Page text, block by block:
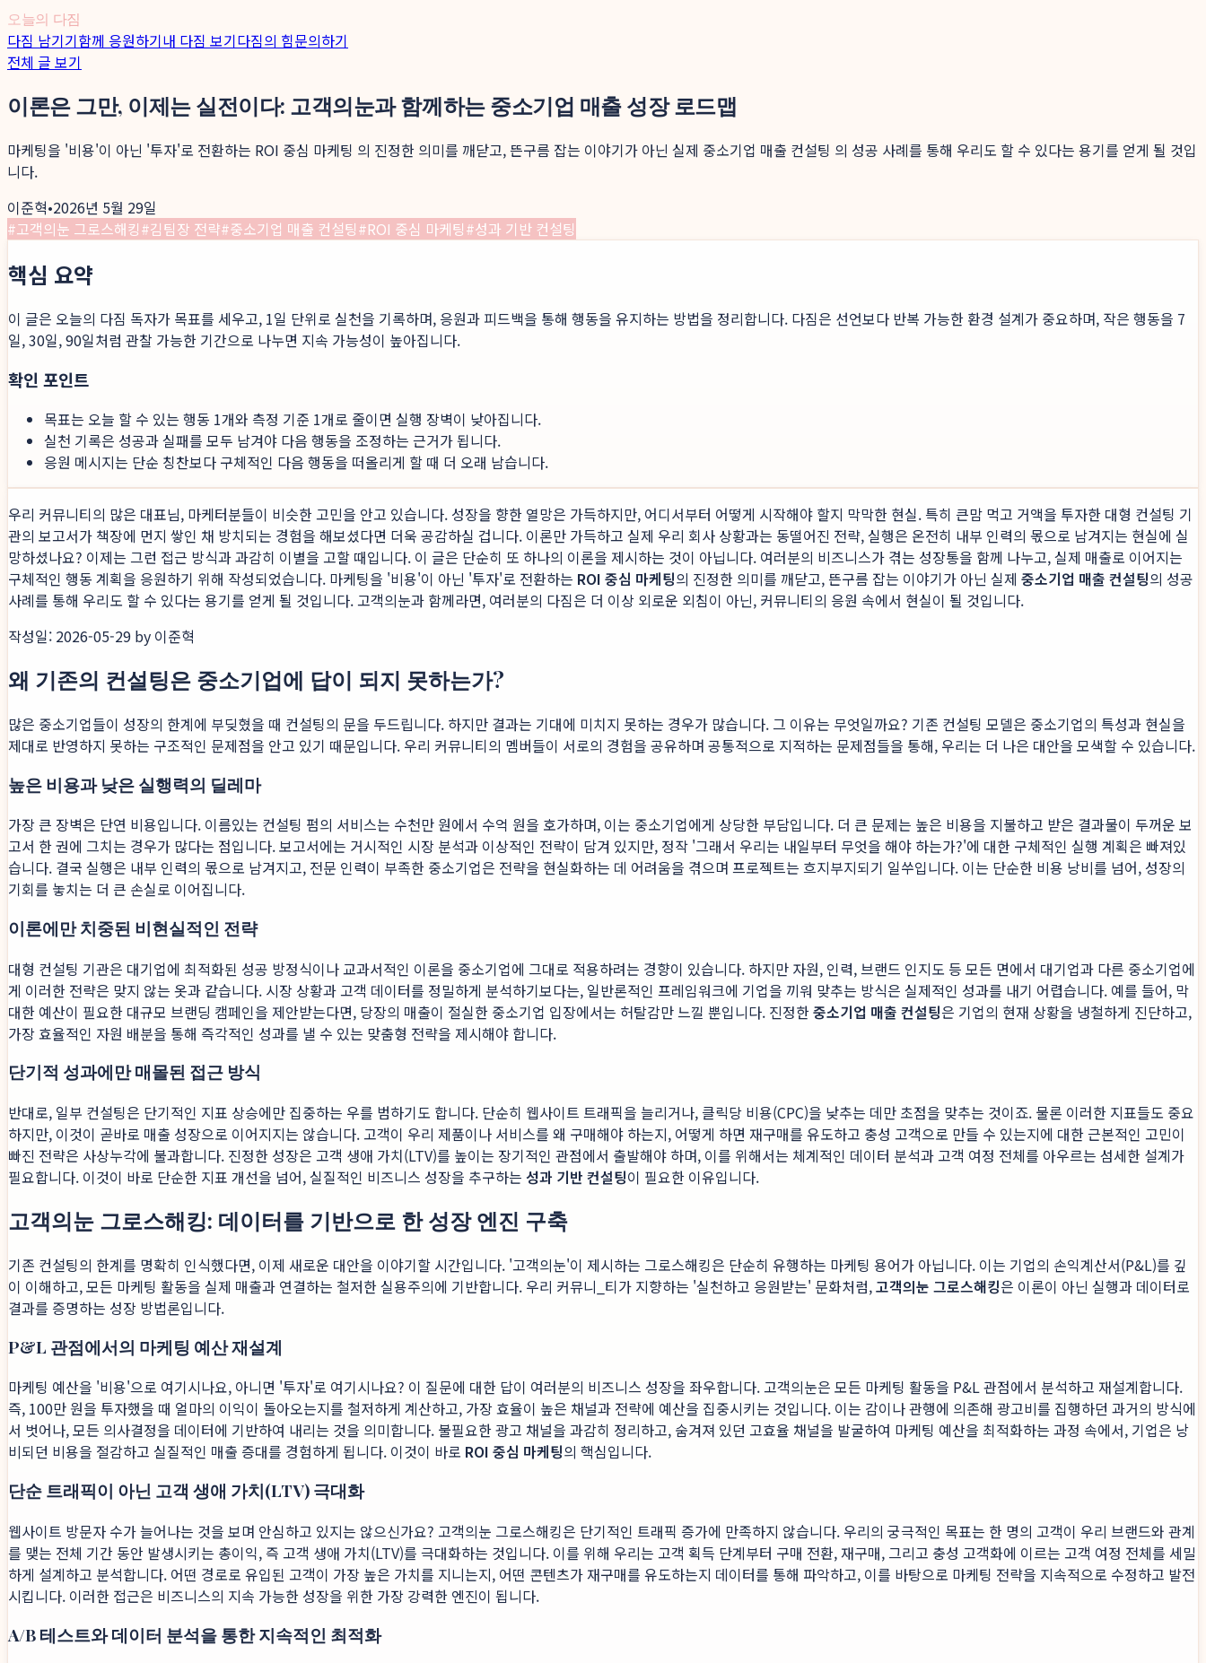
오늘의 다짐
다짐 남기기함께 응원하기내 다짐 보기다짐의 힘문의하기
전체 글 보기
이론은 그만, 이제는 실전이다: 고객의눈과 함께하는 중소기업 매출 성장 로드맵
마케팅을 '비용'이 아닌 '투자'로 전환하는 ROI 중심 마케팅 의 진정한 의미를 깨닫고, 뜬구름 잡는 이야기가 아닌 실제 중소기업 매출 컨설팅 의 성공 사례를 통해 우리도 할 수 있다는 용기를 얻게 될 것입
니다.
이준혁•2026년 5월 29일
#고객의눈 그로스해킹#김팀장 전략#중소기업 매출 컨설팅#ROI 중심 마케팅#성과 기반 컨설팅
핵심 요약
이 글은 오늘의 다짐 독자가 목표를 세우고, 1일 단위로 실천을 기록하며, 응원과 피드백을 통해 행동을 유지하는 방법을 정리합니다. 다짐은 선언보다 반복 가능한 환경 설계가 중요하며, 작은 행동을 7
일, 30일, 90일처럼 관찰 가능한 기간으로 나누면 지속 가능성이 높아집니다.
확인 포인트
목표는 오늘 할 수 있는 행동 1개와 측정 기준 1개로 줄이면 실행 장벽이 낮아집니다.
실천 기록은 성공과 실패를 모두 남겨야 다음 행동을 조정하는 근거가 됩니다.
응원 메시지는 단순 칭찬보다 구체적인 다음 행동을 떠올리게 할 때 더 오래 남습니다.
우리 커뮤니티의 많은 대표님, 마케터분들이 비슷한 고민을 안고 있습니다. 성장을 향한 열망은 가득하지만, 어디서부터 어떻게 시작해야 할지 막막한 현실. 특히 큰맘 먹고 거액을 투자한 대형 컨설팅 기
관의 보고서가 책장에 먼지 쌓인 채 방치되는 경험을 해보셨다면 더욱 공감하실 겁니다. 이론만 가득하고 실제 우리 회사 상황과는 동떨어진 전략, 실행은 온전히 내부 인력의 몫으로 남겨지는 현실에 실
망하셨나요? 이제는 그런 접근 방식과 과감히 이별을 고할 때입니다. 이 글은 단순히 또 하나의 이론을 제시하는 것이 아닙니다. 여러분의 비즈니스가 겪는 성장통을 함께 나누고, 실제 매출로 이어지는
구체적인 행동 계획을 응원하기 위해 작성되었습니다. 마케팅을 '비용'이 아닌 '투자'로 전환하는 ROI 중심 마케팅의 진정한 의미를 깨닫고, 뜬구름 잡는 이야기가 아닌 실제 중소기업 매출 컨설팅의 성공
사례를 통해 우리도 할 수 있다는 용기를 얻게 될 것입니다. 고객의눈과 함께라면, 여러분의 다짐은 더 이상 외로운 외침이 아닌, 커뮤니티의 응원 속에서 현실이 될 것입니다.
작성일: 2026-05-29 by 이준혁
왜 기존의 컨설팅은 중소기업에 답이 되지 못하는가?
많은 중소기업들이 성장의 한계에 부딪혔을 때 컨설팅의 문을 두드립니다. 하지만 결과는 기대에 미치지 못하는 경우가 많습니다. 그 이유는 무엇일까요? 기존 컨설팅 모델은 중소기업의 특성과 현실을
제대로 반영하지 못하는 구조적인 문제점을 안고 있기 때문입니다. 우리 커뮤니티의 멤버들이 서로의 경험을 공유하며 공통적으로 지적하는 문제점들을 통해, 우리는 더 나은 대안을 모색할 수 있습니다.
높은 비용과 낮은 실행력의 딜레마
가장 큰 장벽은 단연 비용입니다. 이름있는 컨설팅 펌의 서비스는 수천만 원에서 수억 원을 호가하며, 이는 중소기업에게 상당한 부담입니다. 더 큰 문제는 높은 비용을 지불하고 받은 결과물이 두꺼운 보
고서 한 권에 그치는 경우가 많다는 점입니다. 보고서에는 거시적인 시장 분석과 이상적인 전략이 담겨 있지만, 정작 '그래서 우리는 내일부터 무엇을 해야 하는가?'에 대한 구체적인 실행 계획은 빠져있
습니다. 결국 실행은 내부 인력의 몫으로 남겨지고, 전문 인력이 부족한 중소기업은 전략을 현실화하는 데 어려움을 겪으며 프로젝트는 흐지부지되기 일쑤입니다. 이는 단순한 비용 낭비를 넘어, 성장의
기회를 놓치는 더 큰 손실로 이어집니다.
이론에만 치중된 비현실적인 전략
대형 컨설팅 기관은 대기업에 최적화된 성공 방정식이나 교과서적인 이론을 중소기업에 그대로 적용하려는 경향이 있습니다. 하지만 자원, 인력, 브랜드 인지도 등 모든 면에서 대기업과 다른 중소기업에
게 이러한 전략은 맞지 않는 옷과 같습니다. 시장 상황과 고객 데이터를 정밀하게 분석하기보다는, 일반론적인 프레임워크에 기업을 끼워 맞추는 방식은 실제적인 성과를 내기 어렵습니다. 예를 들어, 막
대한 예산이 필요한 대규모 브랜딩 캠페인을 제안받는다면, 당장의 매출이 절실한 중소기업 입장에서는 허탈감만 느낄 뿐입니다. 진정한중소기업 매출 컨설팅은 기업의 현재 상황을 냉철하게 진단하고,
가장 효율적인 자원 배분을 통해 즉각적인 성과를 낼 수 있는 맞춤형 전략을 제시해야 합니다.
단기적 성과에만 매몰된 접근 방식
반대로, 일부 컨설팅은 단기적인 지표 상승에만 집중하는 우를 범하기도 합니다. 단순히 웹사이트 트래픽을 늘리거나, 클릭당 비용(CPC)을 낮추는 데만 초점을 맞추는 것이죠. 물론 이러한 지표들도 중요
하지만, 이것이 곧바로 매출 성장으로 이어지지는 않습니다. 고객이 우리 제품이나 서비스를 왜 구매해야 하는지, 어떻게 하면 재구매를 유도하고 충성 고객으로 만들 수 있는지에 대한 근본적인 고민이
빠진 전략은 사상누각에 불과합니다. 진정한 성장은 고객 생애 가치(LTV)를 높이는 장기적인 관점에서 출발해야 하며, 이를 위해서는 체계적인 데이터 분석과 고객 여정 전체를 아우르는 섬세한 설계가
필요합니다. 이것이 바로 단순한 지표 개선을 넘어, 실질적인 비즈니스 성장을 추구하는 성과 기반 컨설팅이 필요한 이유입니다.
고객의눈 그로스해킹: 데이터를 기반으로 한 성장 엔진 구축
기존 컨설팅의 한계를 명확히 인식했다면, 이제 새로운 대안을 이야기할 시간입니다. '고객의눈'이 제시하는 그로스해킹은 단순히 유행하는 마케팅 용어가 아닙니다. 이는 기업의 손익계산서(P&L)를 깊
이 이해하고, 모든 마케팅 활동을 실제 매출과 연결하는 철저한 실용주의에 기반합니다. 우리 커뮤니_티가 지향하는 '실천하고 응원받는' 문화처럼,고객의눈 그로스해킹은 이론이 아닌 실행과 데이터로
결과를 증명하는 성장 방법론입니다.
P&L 관점에서의 마케팅 예산 재설계
마케팅 예산을 '비용'으로 여기시나요, 아니면 '투자'로 여기시나요? 이 질문에 대한 답이 여러분의 비즈니스 성장을 좌우합니다. 고객의눈은 모든 마케팅 활동을 P&L 관점에서 분석하고 재설계합니다.
즉, 100만 원을 투자했을 때 얼마의 이익이 돌아오는지를 철저하게 계산하고, 가장 효율이 높은 채널과 전략에 예산을 집중시키는 것입니다. 이는 감이나 관행에 의존해 광고비를 집행하던 과거의 방식에
서 벗어나, 모든 의사결정을 데이터에 기반하여 내리는 것을 의미합니다. 불필요한 광고 채널을 과감히 정리하고, 숨겨져 있던 고효율 채널을 발굴하여 마케팅 예산을 최적화하는 과정 속에서, 기업은 낭
비되던 비용을 절감하고 실질적인 매출 증대를 경험하게 됩니다. 이것이 바로 ROI 중심 마케팅의 핵심입니다.
단순 트래픽이 아닌 고객 생애 가치(LTV) 극대화
웹사이트 방문자 수가 늘어나는 것을 보며 안심하고 있지는 않으신가요? 고객의눈 그로스해킹은 단기적인 트래픽 증가에 만족하지 않습니다. 우리의 궁극적인 목표는 한 명의 고객이 우리 브랜드와 관계
를 맺는 전체 기간 동안 발생시키는 총이익, 즉 고객 생애 가치(LTV)를 극대화하는 것입니다. 이를 위해 우리는 고객 획득 단계부터 구매 전환, 재구매, 그리고 충성 고객화에 이르는 고객 여정 전체를 세밀
하게 설계하고 분석합니다. 어떤 경로로 유입된 고객이 가장 높은 가치를 지니는지, 어떤 콘텐츠가 재구매를 유도하는지 데이터를 통해 파악하고, 이를 바탕으로 마케팅 전략을 지속적으로 수정하고 발전
시킵니다. 이러한 접근은 비즈니스의 지속 가능한 성장을 위한 가장 강력한 엔진이 됩니다.
A/B 테스트와 데이터 분석을 통한 지속적인 최적화